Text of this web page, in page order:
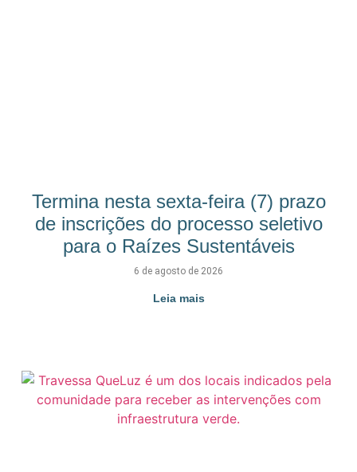
Termina nesta sexta-feira (7) prazo
de inscrições do processo seletivo
para o Raízes Sustentáveis
6 de agosto de 2026
Leia mais